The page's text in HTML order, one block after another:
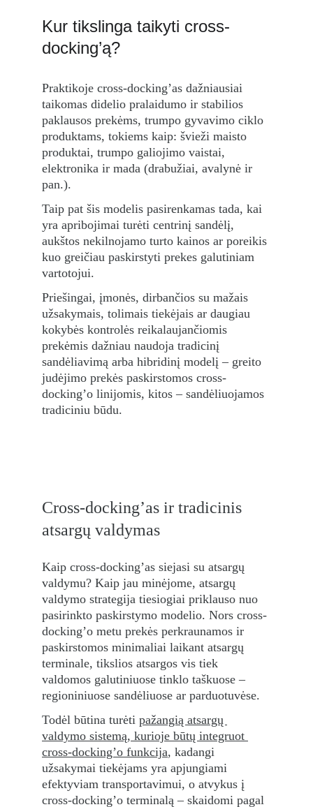
Kur tikslinga taikyti cross-
docking’ą?
Praktikoje cross-docking’as dažniausiai
taikomas didelio pralaidumo ir stabilios
paklausos prekėms, trumpo gyvavimo ciklo
produktams, tokiems kaip: švieži maisto
produktai, trumpo galiojimo vaistai,
elektronika ir mada (drabužiai, avalynė ir
pan.).
Taip pat šis modelis pasirenkamas tada, kai
yra apribojimai turėti centrinį sandėlį,
aukštos nekilnojamo turto kainos ar poreikis
kuo greičiau paskirstyti prekes galutiniam
vartotojui.
Priešingai, įmonės, dirbančios su mažais
užsakymais, tolimais tiekėjais ar daugiau
kokybės kontrolės reikalaujančiomis
prekėmis dažniau naudoja tradicinį
sandėliavimą arba hibridinį modelį – greito
judėjimo prekės paskirstomos cross-
docking’o linijomis, kitos – sandėliuojamos
tradiciniu būdu.
Kaip cross-docking’as siejasi su atsargų
valdymu? Kaip jau minėjome, atsargų
valdymo strategija tiesiogiai priklauso nuo
pasirinkto paskirstymo modelio. Nors cross-
docking’o metu prekės perkraunamos ir
paskirstomos minimaliai laikant atsargų
terminale, tikslios atsargos vis tiek
valdomos galutiniuose tinklo taškuose –
regioniniuose sandėliuose ar parduotuvėse.
Todėl būtina turėti pažangią atsargų
valdymo sistemą, kurioje būtų integruot
cross-docking’o funkcija, kadangi
užsakymai tiekėjams yra apjungiami
efektyviam transportavimui, o atvykus į
cross-docking’o terminalą – skaidomi pagal
Cross-docking’as ir tradicinis
atsargų valdymas